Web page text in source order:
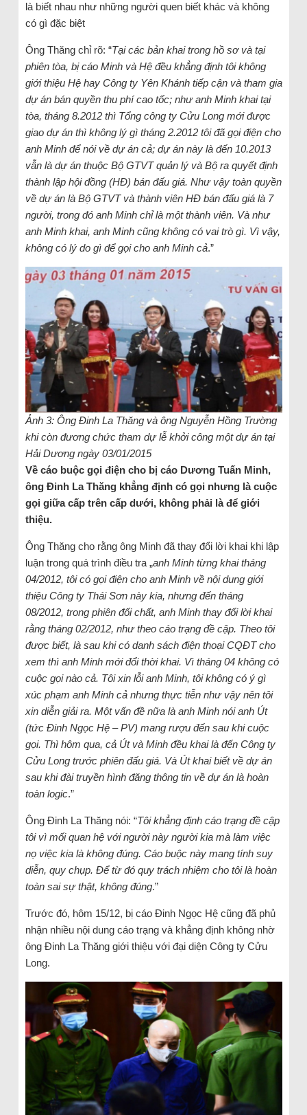
là biết nhau như những người quen biết khác và không
có gì đặc biệt
Ông Thăng chỉ rõ: “Tại các bản khai trong hồ sơ và tại
phiên tòa, bị cáo Minh và Hệ đều khẳng định tôi không
giới thiệu Hệ hay Công ty Yên Khánh tiếp cận và tham gia
dự án bán quyền thu phí cao tốc; như anh Minh khai tại
tòa, tháng 8.2012 thì Tổng công ty Cửu Long mới được
giao dự án thì không lý gì tháng 2.2012 tôi đã gọi điện cho
anh Minh để nói về dự án cả; dự án này là đến 10.2013
vẫn là dự án thuộc Bộ GTVT quản lý và Bộ ra quyết định
thành lập hội đồng (HĐ) bán đấu giá. Như vậy toàn quyền
về dự án là Bộ GTVT và thành viên HĐ bán đấu giá là 7
người, trong đó anh Minh chỉ là một thành viên. Và như
anh Minh khai, anh Minh cũng không có vai trò gì. Vì vậy,
không có lý do gì để gọi cho anh Minh cả.”
Ảnh 3: Ông Đinh La Thăng và ông Nguyễn Hồng Trường
khi còn đương chức tham dự lễ khởi công một dự án tại
Hải Dương ngày 03/01/2015
Về cáo buộc gọi điện cho bị cáo Dương Tuấn Minh,
ông Đinh La Thăng khẳng định có gọi nhưng là cuộc
gọi giữa cấp trên cấp dưới, không phải là để giới
thiệu.
Ông Thăng cho rằng ông Minh đã thay đổi lời khai khi lập
luận trong quá trình điều tra „anh Minh từng khai tháng
04/2012, tôi có gọi điện cho anh Minh về nội dung giới
thiệu Công ty Thái Sơn này kia, nhưng đến tháng
08/2012, trong phiên đối chất, anh Minh thay đổi lời khai
rằng tháng 02/2012, như theo cáo trạng đề cập. Theo tôi
được biết, là sau khi có danh sách điện thoại CQĐT cho
xem thì anh Minh mới đổi thời khai. Vì tháng 04 không có
cuộc gọi nào cả. Tôi xin lỗi anh Minh, tôi không có ý gì
xúc phạm anh Minh cả nhưng thực tiễn như vậy nên tôi
xin diễn giải ra. Một vấn đề nữa là anh Minh nói anh Út
(tức Đinh Ngọc Hệ – PV) mang rượu đến sau khi cuộc
gọi. Thì hôm qua, cả Út và Minh đều khai là đến Công ty
Cửu Long trước phiên đấu giá. Và Út khai biết về dự án
sau khi đài truyền hình đăng thông tin về dự án là hoàn
toàn logic.”
Ông Đinh La Thăng nói: “Tôi khẳng định cáo trạng đề cập
tôi vì mối quan hệ với người này người kia mà làm việc
nọ việc kia là không đúng. Cáo buộc này mang tính suy
diễn, quy chụp. Để từ đó quy trách nhiệm cho tôi là hoàn
toàn sai sự thật, không đúng.”
Trước đó, hôm 15/12, bị cáo Đinh Ngọc Hệ cũng đã phủ
nhận nhiều nội dung cáo trạng và khẳng định không nhờ
ông Đinh La Thăng giới thiệu với đại diện Công ty Cửu
Long.